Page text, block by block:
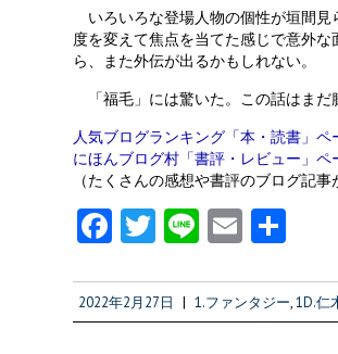
いろいろな登場人物の個性が垣間見
度を変えて焦点を当てた感じで意外
ら、また外伝が出るかもしれない。
「福毛」には驚いた。この話はまだ
人気ブログランキング「本・読書」ペ
にほんブログ村「書評・レビュー」ペ
（たくさんの感想や書評のブログ記事
Fa
b
o
T
itt
er
Li
e
E
ai
l
2022年2月27日 | 1.ファンタジー,1D.仁